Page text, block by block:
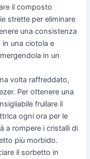
il composto
strette per eliminare
una consistenza
in una ciotola e
in un
volta raffreddato,
Per ottenere una
frullare il
ogni ora per le
a rompere i cristalli di
più morbido.
il sorbetto in